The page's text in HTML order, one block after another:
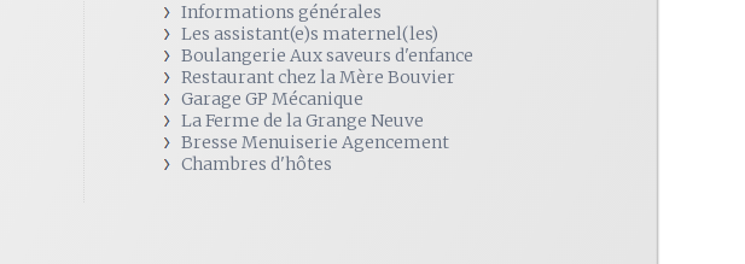
Informations générales
Les assistant(e)s maternel(les)
Boulangerie Aux saveurs d'enfance
Restaurant chez la Mère Bouvier
Garage GP Mécanique
La Ferme de la Grange Neuve
Bresse Menuiserie Agencement
Chambres d'hôtes